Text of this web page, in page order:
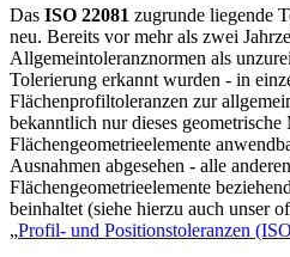
Das ISO 22081 zugrunde liegende
neu. Bereits vor mehr als zwei
Allgemeintoleranznormen als
Tolerierung erkannt wurden - in
Flächenprofiltoleranzen zur
bekanntlich nur dieses
Flächengeometrieelemente
Ausnahmen abgesehen - alle
Flächengeometrieelemente
beinhaltet (siehe hierzu auch unser
„Profil- und Positionstoleranzen